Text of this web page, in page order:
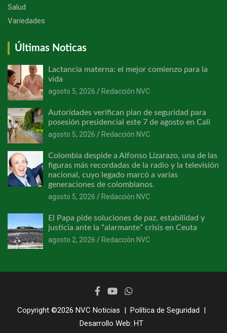
Salud
Variedades
Últimas Noticas
Lactancia materna: el mejor comienzo para la
vida
agosto 5, 2026
Redacción NVC
Autoridades verifican plan de seguridad para
posesión presidencial este 7 de agosto en Cali
agosto 5, 2026
Redacción NVC
Colombia despide a Alfonso Lizarazo, una de las
figuras más recordadas de la radio y la televisión
nacional, cuyo legado marcó a varias
generaciones de colombianos.
agosto 5, 2026
Redacción NVC
El Papa pide soluciones de paz, estabilidad y
justicia ante la “alarmante” crisis en Ceuta
agosto 2, 2026
Redacción NVC
Copyright ©2026 NVC Noticias
Política de Seguridad
Desarrollo Web: HT